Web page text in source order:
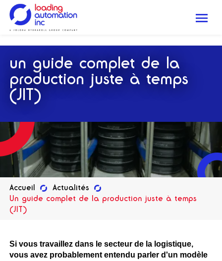
Automation
un guide complet de la
production juste à temps
(JIT)
Accueil
Actualités
Un guide complet de la production juste à temps
(JIT)
Si vous travaillez dans le secteur de la logistique,
vous avez probablement entendu parler d'un modèle